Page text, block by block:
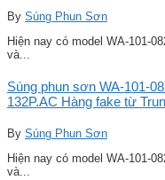
By Súng Phun Sơn
Hiện nay có model WA-101-
và...
Súng phun sơn WA-101-
132P.AC Hàng fake từ
By Súng Phun Sơn
Hiện nay có model WA-101-
và...